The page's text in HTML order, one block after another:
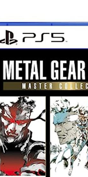
GEAR SOLID 2
/メーカー:コナミ
2002/12/19
:Video Game
人クリック: 10回
品を含むブログ (6件) を見る
ギアソリッド2 サブス